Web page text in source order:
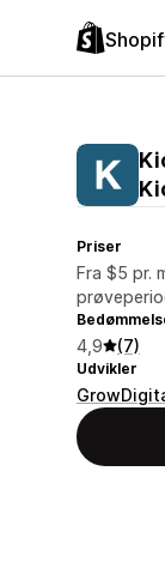
Priser
Fra $5 pr.
4,9 (7)
Udvikler